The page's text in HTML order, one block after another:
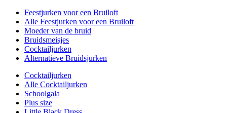
Feestjurken voor een Bruiloft
Alle Feestjurken voor een Bruiloft
Moeder van de bruid
Bruidsmeisjes
Cocktailjurken
Alternatieve Bruidsjurken
Cocktailjurken
Alle Cocktailjurken
Schoolgala
Plus size